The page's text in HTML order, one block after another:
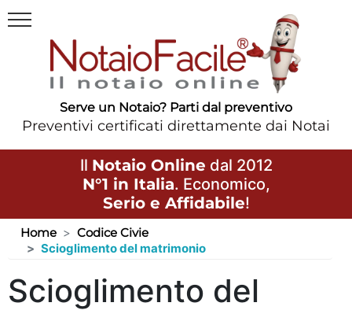
Serve un Notaio? Parti dal preventivo
Preventivi certificati direttamente dai Notai
Il Notaio Online dal 2012
N°1 in Italia. Economico,
Serio e Affidabile!
Home
Codice Civie
Scioglimento del matrimonio
Scioglimento del